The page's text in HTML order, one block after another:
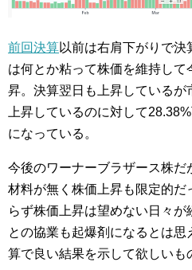
前回決算以前は右肩下がりで
は何とか粘って株価を維持して
昇。決算翌日も上昇している
上昇しているのに対して
になっている。
今後のワーナーブラザース株
材料が無く株価上昇も限定的だ
らず株価上昇は望めない日々
との協業も起爆剤になるとは
算で良い結果を示して欲しいも